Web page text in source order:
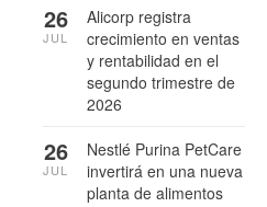
Alicorp registra
crecimiento en ventas
y rentabilidad en el
segundo trimestre de
2026
26
JUL
Nestlé Purina PetCare
invertirá en una nueva
planta de alimentos
26
JUL